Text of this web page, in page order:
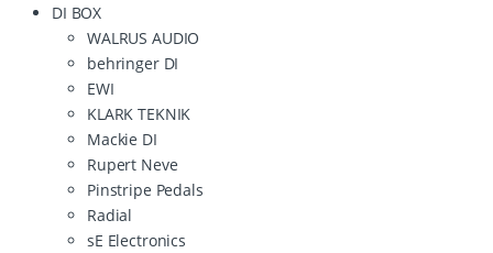
DI BOX
WALRUS AUDIO
behringer DI
EWI
KLARK TEKNIK
Mackie DI
Rupert Neve
Pinstripe Pedals
Radial
sE Electronics